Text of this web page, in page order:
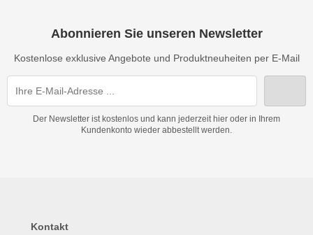
Abonnieren Sie unseren Newsletter
Kostenlose exklusive Angebote und Produktneuheiten per E-Mail
Der Newsletter ist kostenlos und kann jederzeit hier oder in Ihrem
Kundenkonto wieder abbestellt werden.
Kontakt